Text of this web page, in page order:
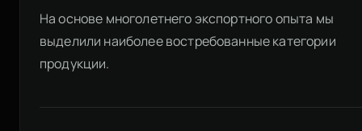
На основе многолетнего экспортного опыта мы
выделили наиболее востребованные категории
продукции.